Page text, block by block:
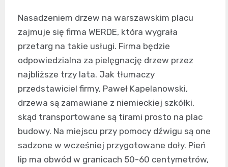
Nasadzeniem drzew na warszawskim placu
zajmuje się firma WERDE, która wygrała
przetarg na takie usługi. Firma będzie
odpowiedzialna za pielęgnację drzew przez
najbliższe trzy lata. Jak tłumaczy
przedstawiciel firmy, Paweł Kapelanowski,
drzewa są zamawiane z niemieckiej szkółki,
skąd transportowane są tirami prosto na plac
budowy. Na miejscu przy pomocy dźwigu są one
sadzone w wcześniej przygotowane doły. Pień
lip ma obwód w granicach 50-60 centymetrów,